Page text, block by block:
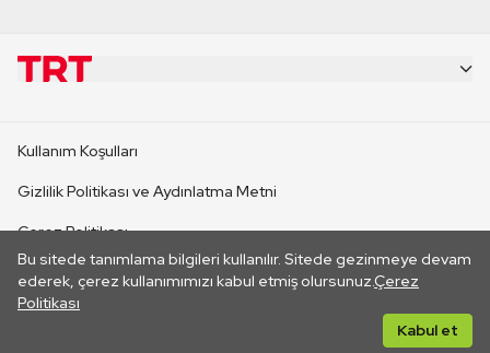
Bu sitede tanımlama bilgileri kullanılır. Sitede gezinmeye devam
ederek, çerez kullanımımızı kabul etmiş olursunuz.Çerez
Politikası
Kabul et
CANLI YAYINLAR
Kullanım Koşulları
Gizlilik Politikası ve Aydınlatma Metni
Çerez Politikası
İletişim
Her hakkı saklıdır. ©2026 TRT. Bağlantı yoluyla gidilen dış